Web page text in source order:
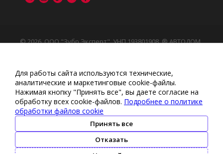
© 2026, ООО "Зубр Эксперт", УНП 193801908. ® АВТОДОМ
сайт носит исключительно информационный характер
Любое использование либо копирование материалов
или подборки материалов сайта, элементов дизайна и
оформления запрещено
Политика обработки персональных данных
обработки файлов cookie•Политика видеонаблюдения
•Условия обработки персональных данных
Для работы сайта используются технические,
аналитические и маркетинговые сооkіе-файлы.
Нажимая кнопку "Принять все", вы даете согласие на
обработку всех cookie-файлов. Подробнее о политике
обработки файлов cookie
Принять все
Отказать